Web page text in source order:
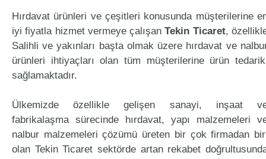
Hırdavat ürünleri ve çeşitleri konusunda müşterilerine
iyi fiyatla hizmet vermeye çalışanTekin Ticaret,
Salihli ve yakınları başta olmak üzere hırdavat ve
ürünleri ihtiyaçları olan tüm müşterilerine ürün
sağlamaktadır.
Ülkemizde özellikle gelişen sanayi, inşaat
fabrikalaşma sürecinde hırdavat, yapı malzemeleri
nalbur malzemeleri çözümü üreten bir çok firmadan
olan Tekin Ticaret sektörde artan rekabet